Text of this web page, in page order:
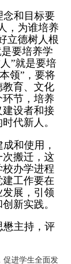
念和目标要
，为谁培养
立德树人根
要培养学
”就是要培
领”，要将
育、文化
节，培养
设者和接
代新人。
和使用，
搬迁，这
办学进程
工作要在
展，引领
新实践。
懋主持，评
促进学生全面发